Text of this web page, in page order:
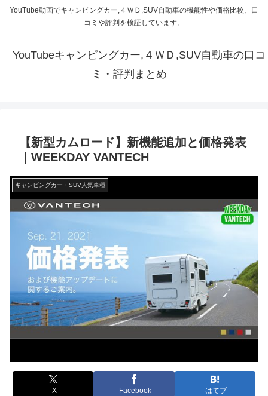
YouTube動画でキャンピングカー,４ＷＤ,SUV自動車の機能性や価格比較、口
コミや評判を検証しています。
YouTubeキャンピングカー,４ＷＤ,SUV自動車の口コ
ミ・評判まとめ
【新型カムロード】新機能追加と価格発表
｜WEEKDAY VANTECH
キャンピングカー・SUV人気車種
X Facebook はてブ